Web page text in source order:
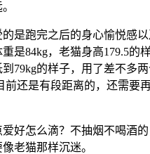
的是跑完之后的身心愉悦感
是84kg，老猫身高179.5的
79kg的样子，用了差不多
前还是有段距离的，还需要再
爱好怎么滴？不抽烟不喝酒
老猫那样沉迷。